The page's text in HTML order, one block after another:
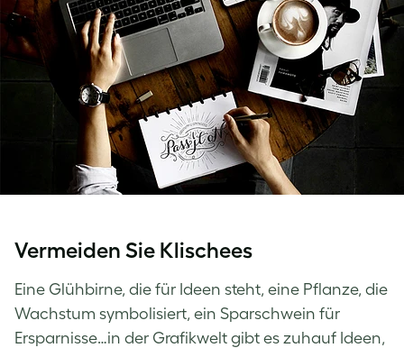
Vermeiden Sie Klischees
Eine Glühbirne, die für Ideen steht, eine Pflanze, die
Wachstum symbolisiert, ein Sparschwein für
Ersparnisse…in der Grafikwelt gibt es zuhauf Ideen,